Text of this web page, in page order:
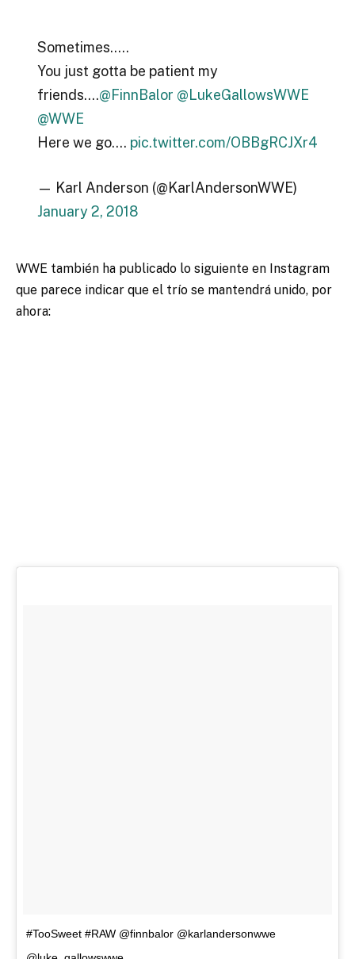
Sometimes…..
You just gotta be patient my
friends….@FinnBalor @LukeGallowsWWE
@WWE
Here we go…. pic.twitter.com/OBBgRCJXr4
— Karl Anderson (@KarlAndersonWWE)
January 2, 2018
WWE también ha publicado lo siguiente en Instagram
que parece indicar que el trío se mantendrá unido, por
ahora:
#TooSweet #RAW @finnbalor @karlandersonwwe